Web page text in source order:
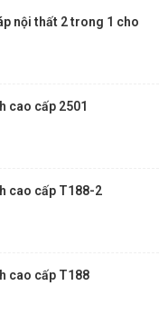
nội thất 2 trong 1 cho
cao cấp 2501
cao cấp T188-2
cao cấp T188